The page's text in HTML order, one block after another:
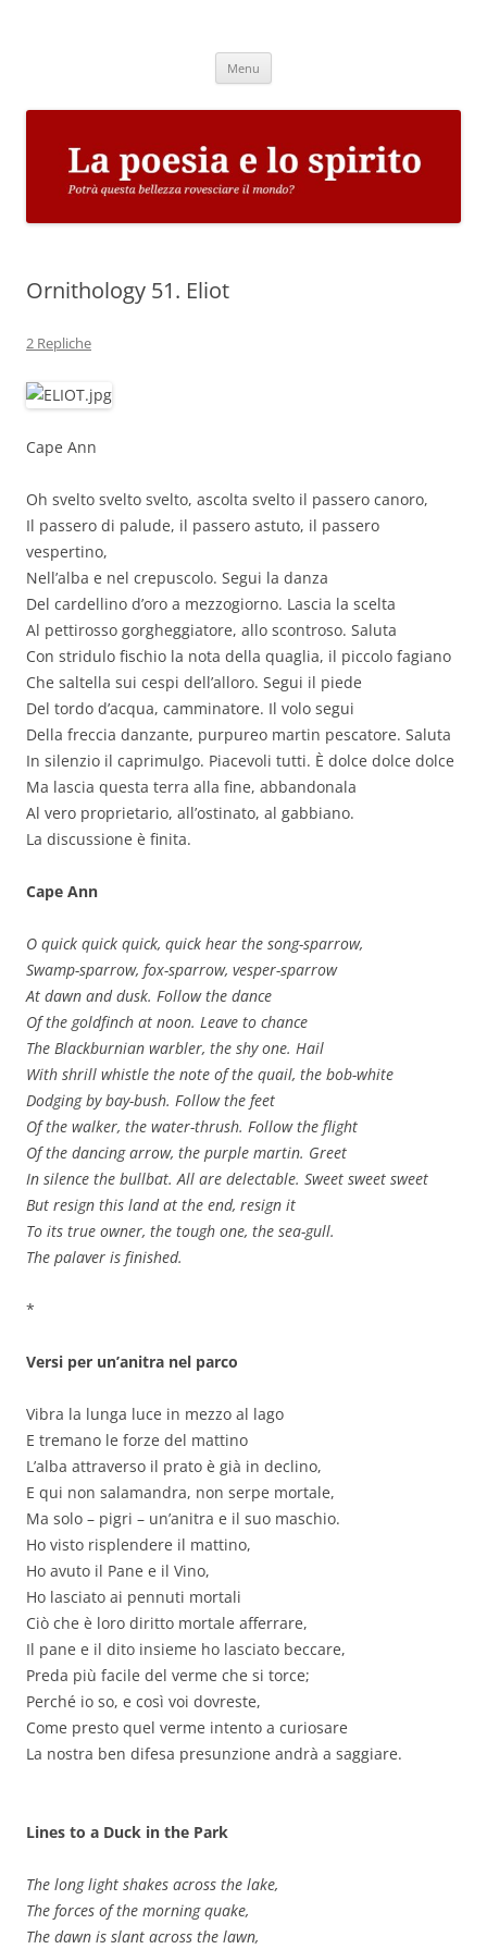
Menu
Ornithology 51. Eliot
2 Repliche
Cape Ann
Oh svelto svelto svelto, ascolta svelto il passero canoro,
Il passero di palude, il passero astuto, il passero
vespertino,
Nell’alba e nel crepuscolo. Segui la danza
Del cardellino d’oro a mezzogiorno. Lascia la scelta
Al pettirosso gorgheggiatore, allo scontroso. Saluta
Con stridulo fischio la nota della quaglia, il piccolo fagiano
Che saltella sui cespi dell’alloro. Segui il piede
Del tordo d’acqua, camminatore. Il volo segui
Della freccia danzante, purpureo martin pescatore. Saluta
In silenzio il caprimulgo. Piacevoli tutti. È dolce dolce dolce
Ma lascia questa terra alla fine, abbandonala
Al vero proprietario, all’ostinato, al gabbiano.
La discussione è finita.
Cape Ann
O quick quick quick, quick hear the song-sparrow,
Swamp-sparrow, fox-sparrow, vesper-sparrow
At dawn and dusk. Follow the dance
Of the goldfinch at noon. Leave to chance
The Blackburnian warbler, the shy one. Hail
With shrill whistle the note of the quail, the bob-white
Dodging by bay-bush. Follow the feet
Of the walker, the water-thrush. Follow the flight
Of the dancing arrow, the purple martin. Greet
In silence the bullbat. All are delectable. Sweet sweet sweet
But resign this land at the end, resign it
To its true owner, the tough one, the sea-gull.
The palaver is finished.
*
Versi per un’anitra nel parco
Vibra la lunga luce in mezzo al lago
E tremano le forze del mattino
L’alba attraverso il prato è già in declino,
E qui non salamandra, non serpe mortale,
Ma solo – pigri – un’anitra e il suo maschio.
Ho visto risplendere il mattino,
Ho avuto il Pane e il Vino,
Ho lasciato ai pennuti mortali
Ciò che è loro diritto mortale afferrare,
Il pane e il dito insieme ho lasciato beccare,
Preda più facile del verme che si torce;
Perché io so, e così voi dovreste,
Come presto quel verme intento a curiosare
La nostra ben difesa presunzione andrà a saggiare.
Lines to a Duck in the Park
The long light shakes across the lake,
The forces of the morning quake,
The dawn is slant across the lawn,